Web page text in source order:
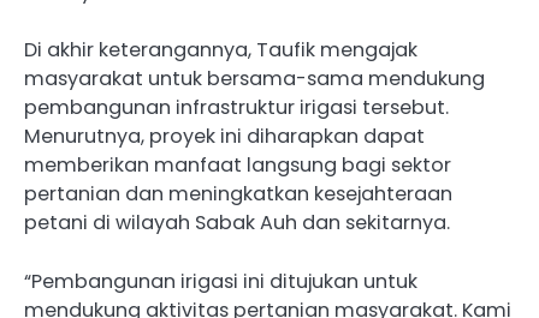
Di akhir keterangannya, Taufik mengajak
masyarakat untuk bersama-sama mendukung
pembangunan infrastruktur irigasi tersebut.
Menurutnya, proyek ini diharapkan dapat
memberikan manfaat langsung bagi sektor
pertanian dan meningkatkan kesejahteraan
petani di wilayah Sabak Auh dan sekitarnya.
“Pembangunan irigasi ini ditujukan untuk
mendukung aktivitas pertanian masyarakat. Kami